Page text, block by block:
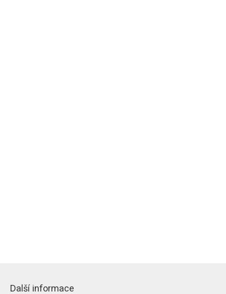
Další informace